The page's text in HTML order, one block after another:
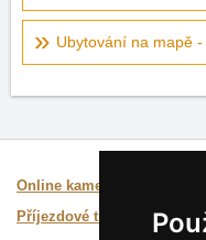
Ubytování na mapě
Online kamery Kvarner
Příjezdové trasy Kvarner